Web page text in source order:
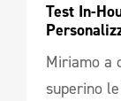
Test In-
Miriamo a
superino